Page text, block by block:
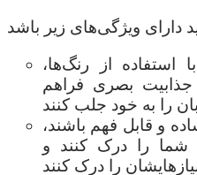
استفاده از رنگ‌ها،
بصری فراهم
و قابل فهم باشند،
شما را درک کنند و